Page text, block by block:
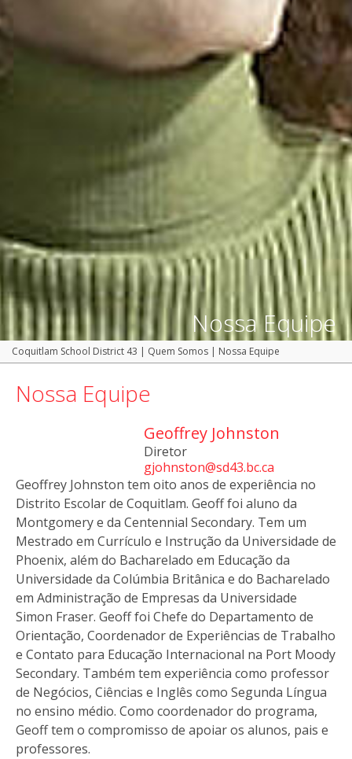
Nossa Equipe
Coquitlam School District 43 | Quem Somos | Nossa Equipe
Nossa Equipe
Geoffrey Johnston
Diretor
gjohnston@sd43.bc.ca
Geoffrey Johnston tem oito anos de experiência no
Distrito Escolar de Coquitlam. Geoff foi aluno da
Montgomery e da Centennial Secondary. Tem um
Mestrado em Currículo e Instrução da Universidade de
Phoenix, além do Bacharelado em Educação da
Universidade da Colúmbia Britânica e do Bacharelado
em Administração de Empresas da Universidade
Simon Fraser. Geoff foi Chefe do Departamento de
Orientação, Coordenador de Experiências de Trabalho
e Contato para Educação Internacional na Port Moody
Secondary. Também tem experiência como professor
de Negócios, Ciências e Inglês como Segunda Língua
no ensino médio. Como coordenador do programa,
Geoff tem o compromisso de apoiar os alunos, pais e
professores.